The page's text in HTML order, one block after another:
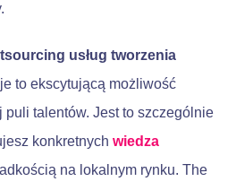
usług tworzenia
to ekscytującą możliwość
talentów. Jest to szczególnie
konkretnych wiedza
na lokalnym rynku. The